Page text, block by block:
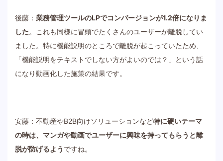
後藤： 業務管理ツールのLPでコンバージョンが1.2倍になりま
した。これも同様に冒頭でたくさんのユーザーが離脱してい
ました。特に機能説明のところで離脱が起こっていたため、
「機能説明をテキストでしない方がよいのでは？」という話
になり動画化した施策の結果です。
安藤：不動産やB2B向けソリューションなど特に硬いテーマ
の時は、マンガや動画でユーザーに興味を持ってもらうと離
脱が防げるよう ですね。